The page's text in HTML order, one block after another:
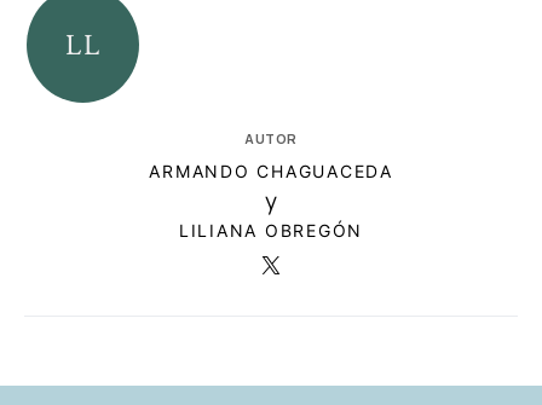
AUTOR
ARMANDO CHAGUACEDA
y
LILIANA OBREGÓN